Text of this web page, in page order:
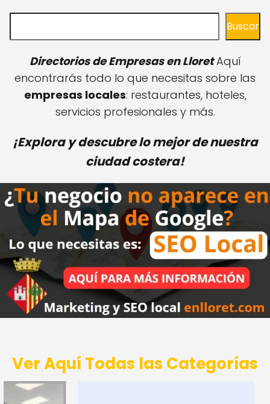
Buscar
Directorios de Empresas en LloretAquí
encontrarás todo lo que necesitas sobre las
empresas locales: restaurantes, hoteles,
servicios profesionales y más.
¡Explora y descubre lo mejor de nuestra
ciudad costera!
Ver Aquí Todas las Categorías